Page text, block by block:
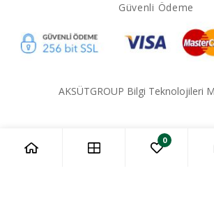
Güvenli Ödeme
AKSÜTGROUP Bilgi Teknolojileri
0